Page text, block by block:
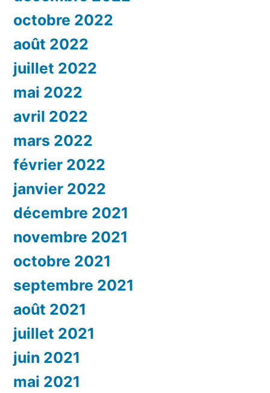
octobre 2022
août 2022
juillet 2022
mai 2022
avril 2022
mars 2022
février 2022
janvier 2022
décembre 2021
novembre 2021
octobre 2021
septembre 2021
août 2021
juillet 2021
juin 2021
mai 2021